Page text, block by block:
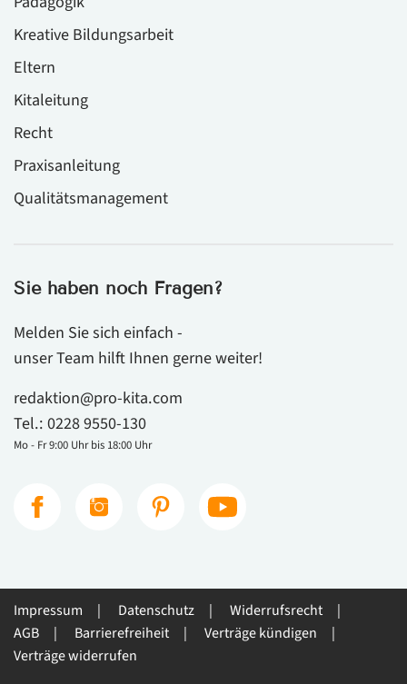
Kreative Bildungsarbeit
Eltern
Kitaleitung
Recht
Praxisanleitung
Qualitätsmanagement
Sie haben noch Fragen?
Melden Sie sich einfach -
unser Team hilft Ihnen gerne weiter!
redaktion@pro-kita.com
Tel.:0228 9550-130
Mo - Fr 9:00 Uhr bis 18:00 Uhr
Impressum Datenschutz
Widerrufsrecht
AGB
Barrierefreiheit
Verträge kündigen
Verträge widerrufen